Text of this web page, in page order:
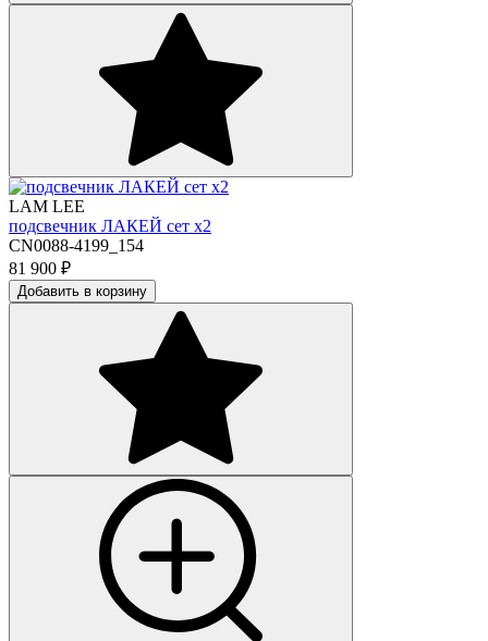
LAM LEE
подсвечник ЛАКЕЙ сет х2
CN0088-4199_154
81 900 ₽
Добавить в корзину